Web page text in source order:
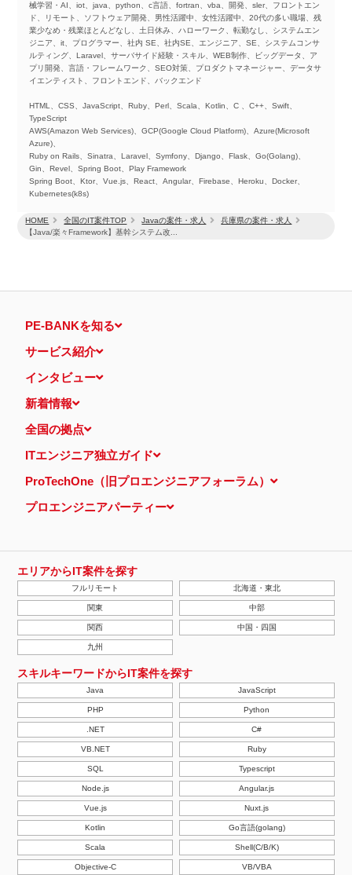
HOME 全国のIT案件TOP Javaの案件・求人
兵庫県の案件・求人
【Java/楽々Framework】基幹システム改...
械学習・AI、iot、java、python、c言語、fortran、vba、開発、sler、フロントエン
ド、リモート、ソフトウェア開発、男性活躍中、女性活躍中、20代の多い職場、残
業少なめ・残業ほとんどなし、土日休み、ハローワーク、転勤なし、システムエン
ジニア、it、プログラマー、社内 SE、社内SE、エンジニア、SE、システムコンサ
ルティング、Laravel、サーバサイド経験・スキル、WEB制作、ビッグデータ、ア
プリ開発、言語・フレームワーク、SEO対策、プロダクトマネージャー、データサ
イエンティスト、フロントエンド、バックエンド
HTML、CSS、JavaScript、Ruby、Perl、Scala、Kotlin、C 、C++、Swift、
TypeScript
AWS(Amazon Web Services)、GCP(Google Cloud Platform)、Azure(Microsoft
Azure)、
Ruby on Rails、Sinatra、Laravel、Symfony、Django、Flask、Go(Golang)、
Gin、Revel、Spring Boot、Play Framework
Spring Boot、Ktor、Vue.js、React、Angular、Firebase、Heroku、Docker、
Kubernetes(k8s)
PE-BANKを知る
サービス紹介
インタビュー
新着情報
全国の拠点
ITエンジニア独立ガイド
ProTechOne（旧プロエンジニアフォーラム）
プロエンジニアパーティー
エリアからIT案件を探す
フルリモート 北海道・東北
関東 中部
関西 中国・四国
九州
スキルキーワードからIT案件を探す
Java JavaScript
PHP Python
.NET C#
VB.NET Ruby
SQL Typescript
Node.js Angular.js
Vue.js Nuxt.js
Kotlin Go言語(golang)
Scala Shell(C/B/K)
Objective-C VB/VBA